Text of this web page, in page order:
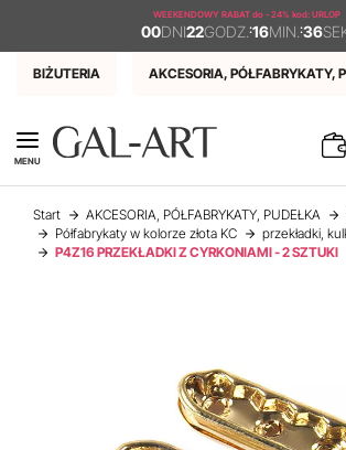
WEEKENDOWY RABAT do - 24% kod: URLOP
00DNI22GODZ. :16MIN. :36
BIŻUTERIA AKCESORIA, PÓŁFABRYKATY,
MENU
Start AKCESORIA, PÓŁFABRYKATY, PUDEŁKA
Półfabrykaty w kolorze złota KC
przekładki,
P4Z16 PRZEKŁADKI Z CYRKONIAMI - 2 SZTUKI